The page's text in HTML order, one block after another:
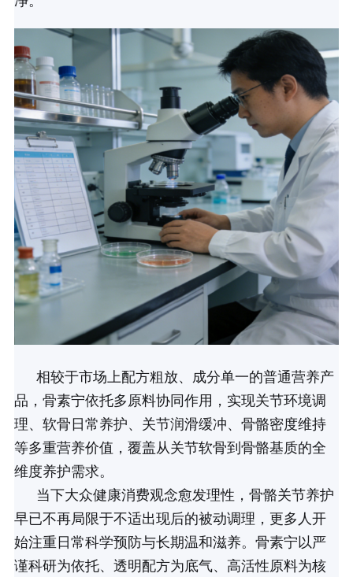
相较于市场上配方粗放、成分单一的普通营养产
品，骨素宁依托多原料协同作用，实现关节环境调
理、软骨日常养护、关节润滑缓冲、骨骼密度维持
等多重营养价值，覆盖从关节软骨到骨骼基质的全
维度养护需求。
当下大众健康消费观念愈发理性，骨骼关节养护
早已不再局限于不适出现后的被动调理，更多人开
始注重日常科学预防与长期温和滋养。骨素宁以严
谨科研为依托、透明配方为底气、高活性原料为核